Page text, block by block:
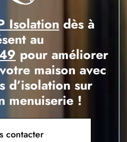
Isolation dès à
au
pour améliorer
maison avec
d’isolation sur
menuiserie !
contacter